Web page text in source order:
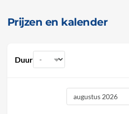
Prijzen en kalender
Duur